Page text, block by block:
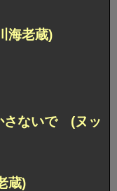
海老蔵)
さないで (ヌッ
蔵)